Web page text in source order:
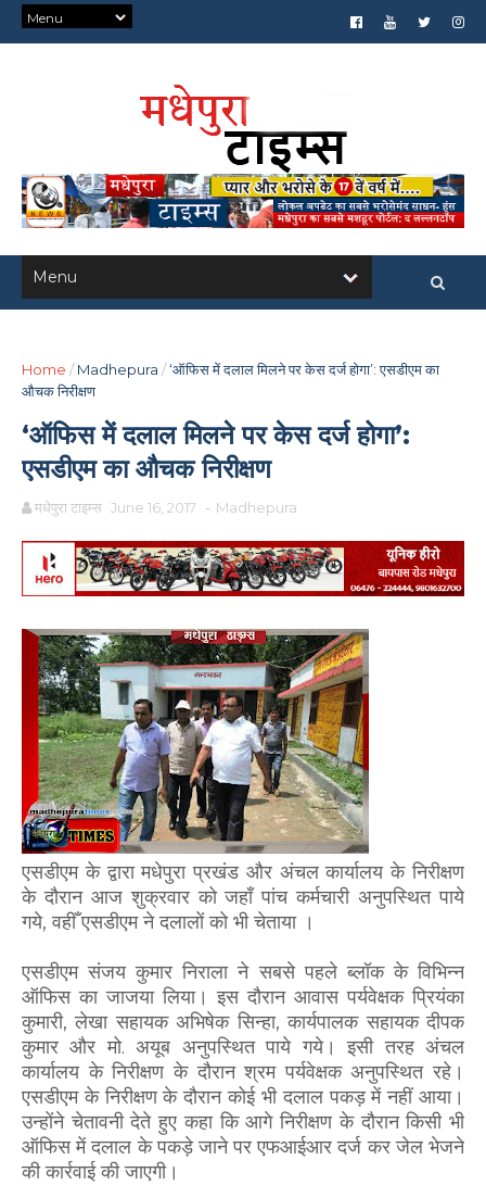
Home / Madhepura /‘ऑफिस में दलाल मिलने पर केस दर्ज होगा’: एसडीएम का
औचक निरीक्षण
‘ऑफिस में दलाल मिलने पर केस दर्ज होगा’:
एसडीएम का औचक निरीक्षण
मधेपुरा टाइम्स June 16, 2017 - Madhepura
एसडीएम के द्वारा मधेपुरा प्रखंड और अंचल कार्यालय के निरीक्षण
के दौरान आज शुक्रवार को जहाँ पांच कर्मचारी अनुपस्थित पाये
गये, वहीँ एसडीएम ने दलालों को भी चेताया ।
एसडीएम संजय कुमार निराला ने सबसे पहले ब्लॉक के विभिन्न
ऑफिस का जाजया लिया। इस दौरान आवास पर्यवेक्षक प्रियंका
कुमारी, लेखा सहायक अभिषेक सिन्हा, कार्यपालक सहायक दीपक
कुमार और मो. अयूब अनुपस्थित पाये गये। इसी तरह अंचल
कार्यालय के निरीक्षण के दौरान श्रम पर्यवेक्षक अनुपस्थित रहे।
एसडीएम के निरीक्षण के दौरान कोई भी दलाल पकड़ में नहीं आया।
उन्होंने चेतावनी देते हुए कहा कि आगे निरीक्षण के दौरान किसी भी
ऑफिस में दलाल के पकड़े जाने पर एफआईआर दर्ज कर जेल भेजने
की कार्रवाई की जाएगी।